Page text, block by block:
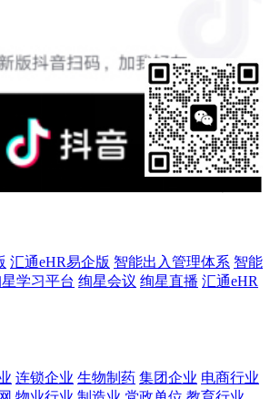
汇通eHR易企版 智能出入管理体系 智能
学习平台 绚星会议 绚星直播 汇通eHR
连锁企业 生物制药 集团企业 电商行业